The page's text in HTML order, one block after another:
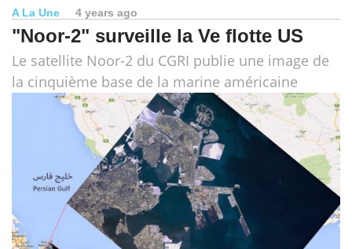
A La Une 4 years ago
"Noor-2" surveille la Ve flotte US
Le satellite Noor-2 du CGRI publie une image de
la cinquième base de la marine américaine